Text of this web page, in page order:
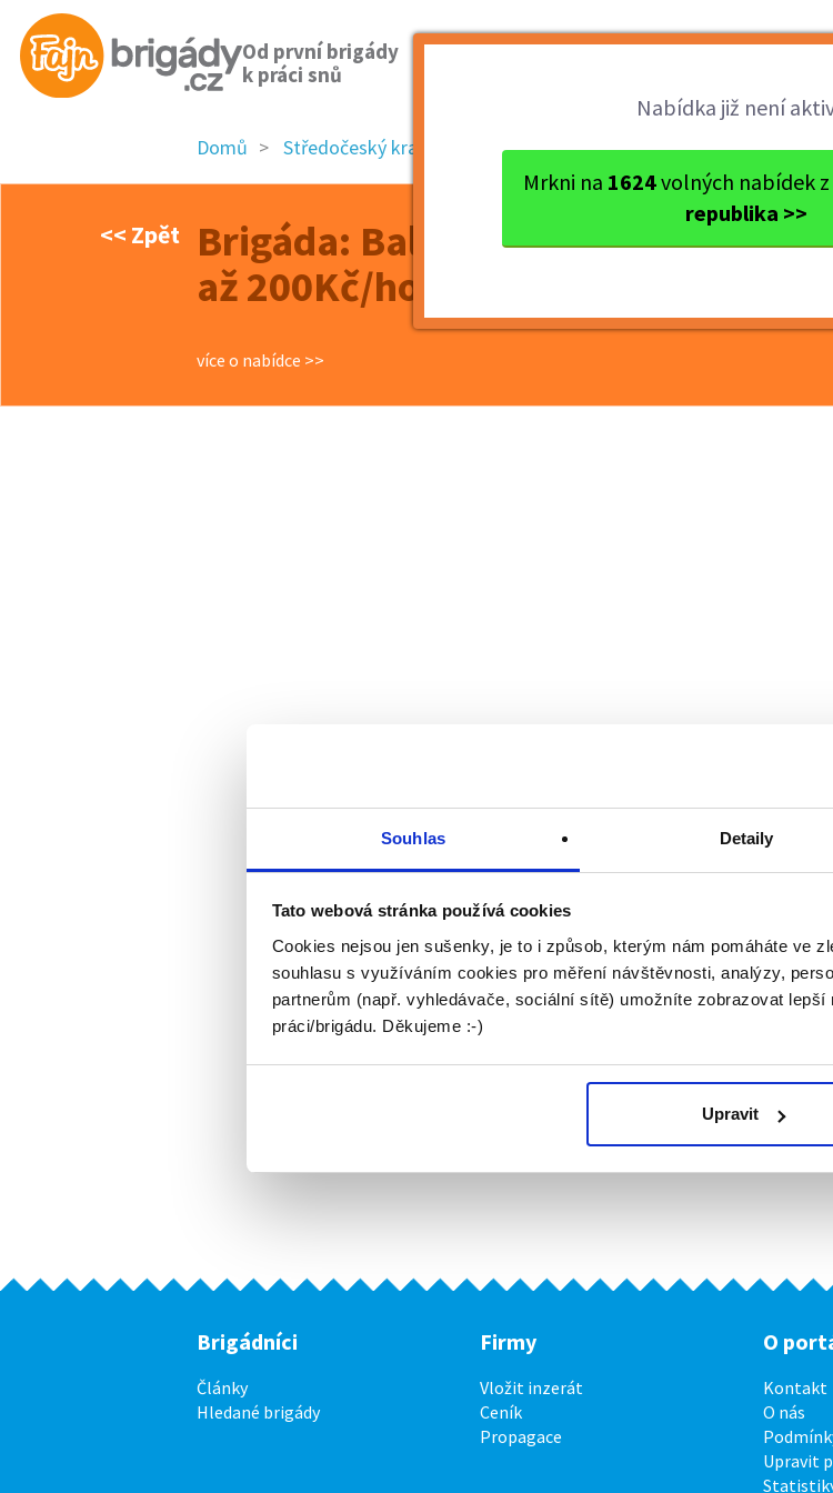
Souhlas Detaily
Tato webová stránka používá cookies
Cookies nejsou jen sušenky, je to i způsob, kterým nám pomáháte ve
souhlasu s využíváním cookies pro měření návštěvnosti, analýzy,
partnerům (např. vyhledávače, sociální sítě) umožníte zobrazovat
práci/brigádu. Děkujeme :-)
Upravit
Od první brigády
k práci snů
Nabídka již není
Mrkni na 1624volných nabídek
republika >>
Domů Středočeský kraj okres Benešov Benešov Brigáda:
<< Zpět
Brigáda: Balíkový doručovatel,
až 200Kč/hod.!
více o nabídce >>
Brigádníci
Články
Hledané brigády
Firmy
Vložit inzerát
Ceník
Propagace
O
Kontakt
O nás
Upravit